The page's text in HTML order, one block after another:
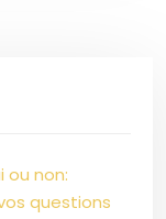
ou non:
questions